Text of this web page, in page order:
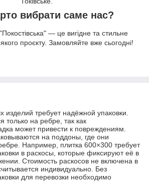
вибрати саме нас?
— це вигідне та стильне
проєкту. Замовляйте вже сьогодні!
изделий требует надёжной упаковки.
только на ребре, так как
может привести к повреждениям.
на поддоны, где они
Например, плитка 600×300 требует
в раскосы, которые фиксируют её в
Стоимость раскосов не включена в
индивидуально. Без
для перевозки необходимо